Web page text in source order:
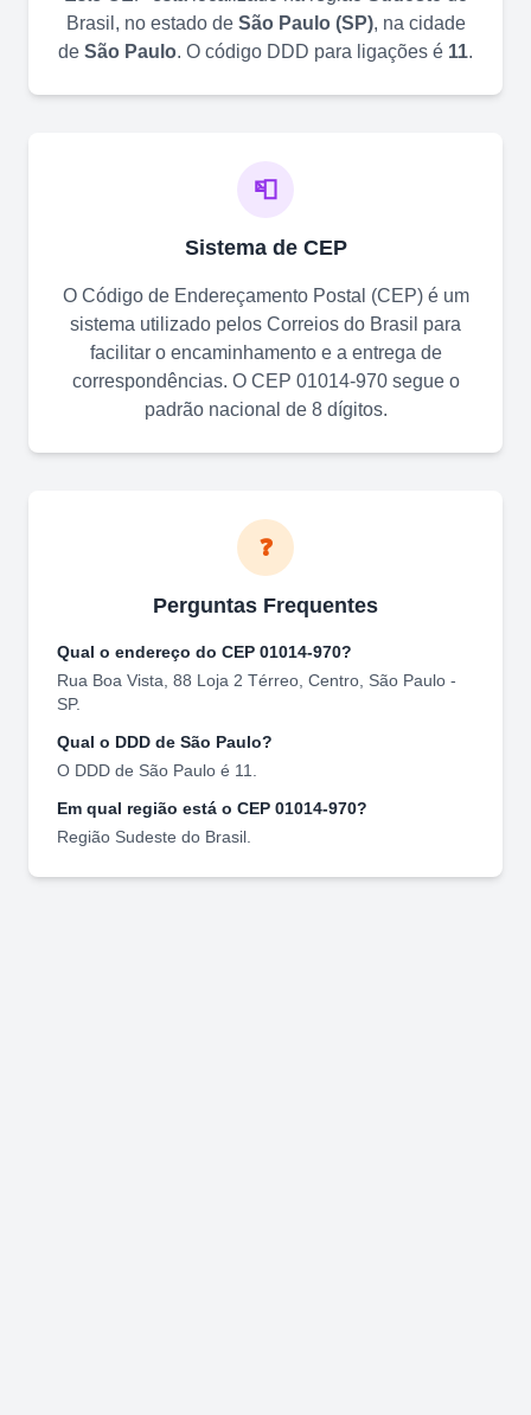
Brasil, no estado de São Paulo(SP), na cidade
de São Paulo. O código DDD para ligações é 11.
📮
Sistema de CEP
O Código de Endereçamento Postal (CEP) é um
sistema utilizado pelos Correios do Brasil para
facilitar o encaminhamento e a entrega de
correspondências. O CEP 01014-970segue o
padrão nacional de 8 dígitos.
❓
Perguntas Frequentes
Qual o endereço do CEP 01014-970?
Rua Boa Vista, 88 Loja 2 Térreo Centro São Paulo -
SP.
Qual o DDD de São Paulo?
O DDD de São Paulo é 11
Em qual região está o CEP 01014-970?
Região Sudeste do Brasil.